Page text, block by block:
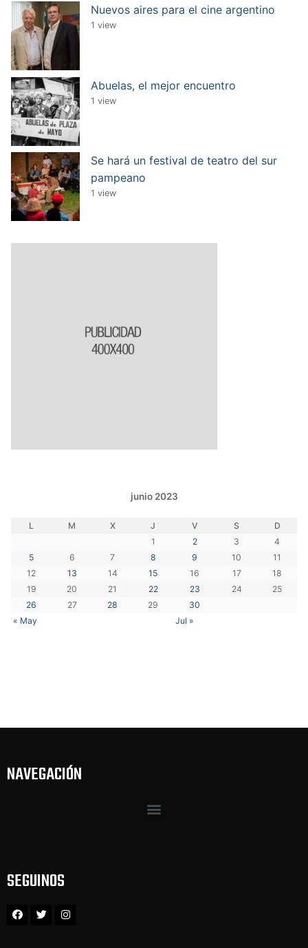
Nuevos aires para el cine argentino
1 view
Abuelas, el mejor encuentro
1 view
Se hará un festival de teatro del sur
pampeano
1 view
junio 2023
L M X J V S D
« May Jul »
1 2 3
4
5
6 7 8 9 10
11
12
13 14 15 16 17
18
19
20 21 22 23 24
25
26
27 28 29 30
NAVEGACIÓN
SEGUINOS